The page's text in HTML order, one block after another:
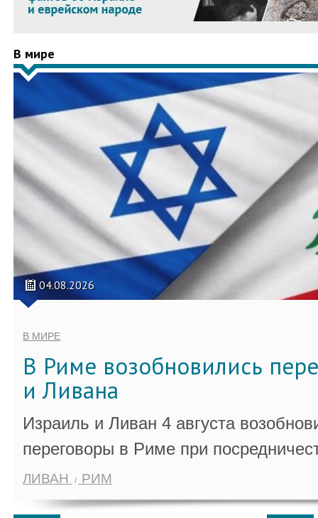
В мире
04.08.2026
В МИРЕ
В Риме возобновились
и Ливана
Израиль и Ливан 4 августа
переговоры в Риме при
ЛИВАН РИМ